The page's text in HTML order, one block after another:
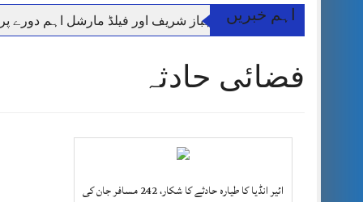
اہم خبریں
وزیر اعظم شہباز شریف اور فیلڈ مارشل اہم دورے
قائداعظم نامی شہری کا شناختی کارڈ بلاک،عدالت
ڈپٹی کمشنر راولپنڈی کیپٹن(ر) ندیم ناصر کا دورہء
مون سون بارشیں، لینڈ سلائیڈنگ اور کوٹلی ستیاں کے
فضائی حادثہ
ائیر انڈیا کا طیارہ حادثے کا شکار، 242 مسافر جان کی